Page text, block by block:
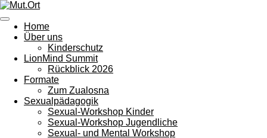
Zum
Hauptinhalt
springen
Home
Über uns
Kinderschutz
LionMind Summit
Rückblick 2026
Formate
Zum Zualosna
Sexualpädagogik
Sexual-Workshop Kinder
Sexual-Workshop Jugendliche
Sexual- und Mental Workshop